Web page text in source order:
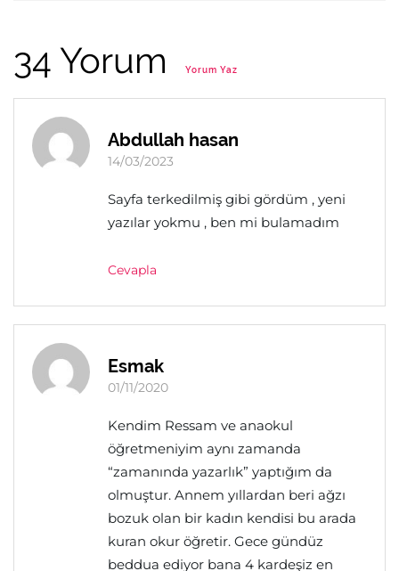
34 Yorum Yorum Yaz
Abdullah hasan
14/03/2023
Sayfa terkedilmiş gibi gördüm , yeni
yazılar yokmu , ben mi bulamadım
Cevapla
Esmak
01/11/2020
Kendim Ressam ve anaokul
öğretmeniyim aynı zamanda
“zamanında yazarlık” yaptığım da
olmuştur. Annem yıllardan beri ağzı
bozuk olan bir kadın kendisi bu arada
kuran okur öğretir. Gece gündüz
beddua ediyor bana 4 kardeşiz en